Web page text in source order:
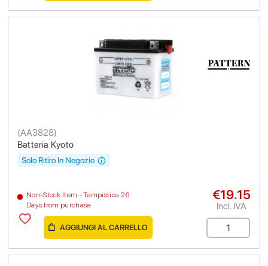
Batteria Kyoto
(AA3828)
Non-Stock Item - Tempistica 26
Days from purchase
Solo Ritiro In Negozio
€19.15
Incl. IVA
AGGIUNGI AL CARRELLO